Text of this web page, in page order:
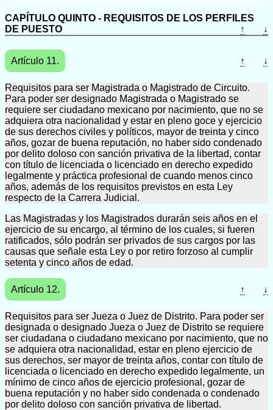
CAPÍTULO QUINTO - REQUISITOS DE LOS PERFILES
DE PUESTO
↑ ↓
Artículo 11. ↑ ↓
Requisitos para ser Magistrada o Magistrado de Circuito.
Para poder ser designado Magistrada o Magistrado se
requiere ser ciudadano mexicano por nacimiento, que no se
adquiera otra nacionalidad y estar en pleno goce y ejercicio
de sus derechos civiles y políticos, mayor de treinta y cinco
años, gozar de buena reputación, no haber sido condenado
por delito doloso con sanción privativa de la libertad, contar
con título de licenciada o licenciado en derecho expedido
legalmente y práctica profesional de cuando menos cinco
años, además de los requisitos previstos en esta Ley
respecto de la Carrera Judicial.
Las Magistradas y los Magistrados durarán seis años en el
ejercicio de su encargo, al término de los cuales, si fueren
ratificados, sólo podrán ser privados de sus cargos por las
causas que señale esta Ley o por retiro forzoso al cumplir
setenta y cinco años de edad.
Artículo 12. ↑ ↓
Requisitos para ser Jueza o Juez de Distrito. Para poder ser
designada o designado Jueza o Juez de Distrito se requiere
ser ciudadana o ciudadano mexicano por nacimiento, que no
se adquiera otra nacionalidad, estar en pleno ejercicio de
sus derechos, ser mayor de treinta años, contar con título de
licenciada o licenciado en derecho expedido legalmente, un
mínimo de cinco años de ejercicio profesional, gozar de
buena reputación y no haber sido condenada o condenado
por delito doloso con sanción privativa de libertad.